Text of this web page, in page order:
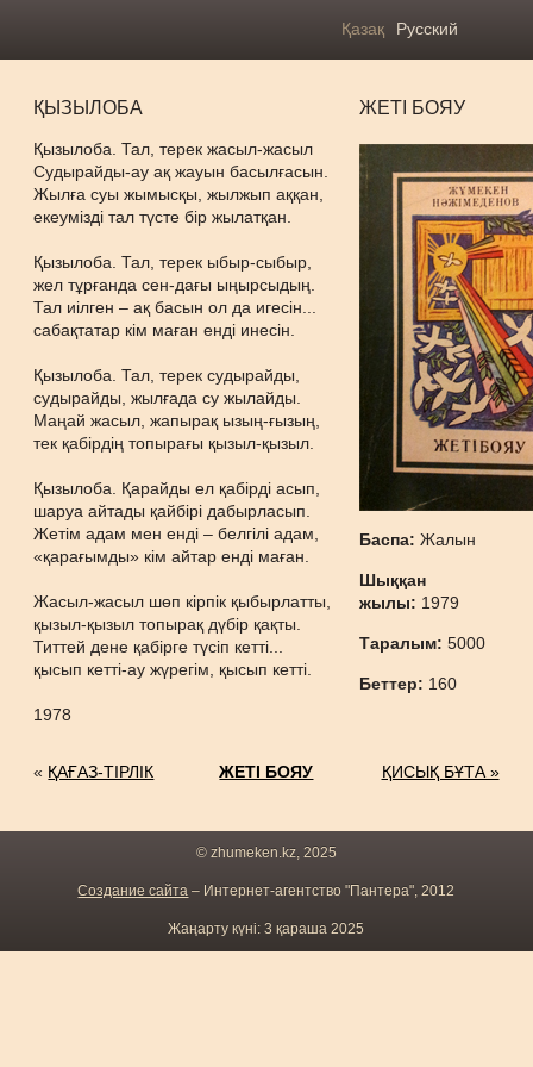
Қазақ Русский
ҚЫЗЫЛОБА
Қызылоба. Тал, терек жасыл-жасыл
Судырайды-ау ақ жауын басылғасын.
Жылға суы жымысқы, жылжып аққан,
екеумізді тал түсте бір жылатқан.
Қызылоба. Тал, терек ыбыр-сыбыр,
жел тұрғанда сен-дағы ыңырсыдың.
Тал иілген – ақ басын ол да игесін...
сабақтатар кім маған енді инесін.
Қызылоба. Тал, терек судырайды,
судырайды, жылғада су жылайды.
Маңай жасыл, жапырақ ызың-ғызың,
тек қабірдің топырағы қызыл-қызыл.
Қызылоба. Қарайды ел қабірді асып,
шаруа айтады қайбірі дабырласып.
Жетім адам мен енді – белгілі адам,
«қарағымды» кім айтар енді маған.
Жасыл-жасыл шөп кірпік қыбырлатты,
қызыл-қызыл топырақ дүбір қақты.
Титтей дене қабірге түсіп кетті...
қысып кетті-ау жүрегім, қысып кетті.
1978
ЖЕТІ БОЯУ
Баспа:Жалын
Шыққан
жылы: 1979
Таралым:5000
Беттер: 160
« ҚАҒАЗ-ТІРЛІК ЖЕТІ БОЯУ ҚИСЫҚ БҰТА »
© zhumeken.kz, 2025
Создание сайта – Интернет-агентство "Пантера", 2012
Жаңарту күні: 3 қараша 2025